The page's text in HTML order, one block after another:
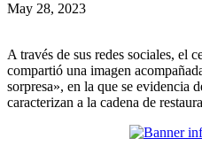
May 28, 2023
A través de sus redes sociales, el
compartió una imagen
sorpresa», en la que se evidencia
caracterizan a la cadena de